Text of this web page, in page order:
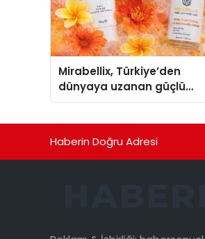
Mirabellix, Türkiye’den
dünyaya uzanan güçlü
büyümesini sürdürüyor
Haberin Doğru Adresi